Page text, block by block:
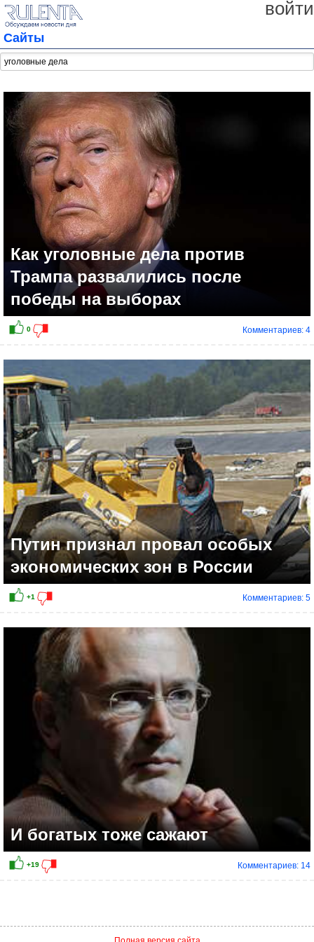
войти
Сайты
Как уголовные дела против
Трампа развалились после
победы на выборах
0
Комментариев: 4
Путин признал провал особых
экономических зон в России
Комментариев: 5
И богатых тоже сажают
Комментариев: 14